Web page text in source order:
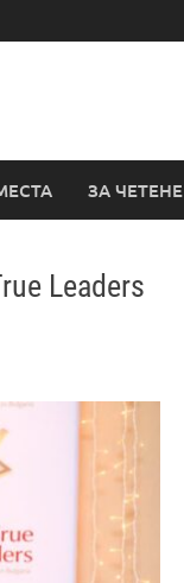
ЗА ЧЕТЕНЕ
Leaders